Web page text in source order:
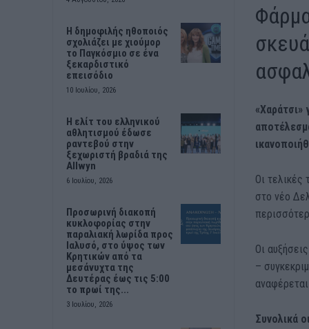
Η δημοφιλής ηθοποιός
σχολιάζει με χιούμορ
το Παγκόσμιο σε ένα
ξεκαρδιστικό
επεισόδιο
10 Ιουλίου, 2026
Η ελίτ του ελληνικού
αθλητισμού έδωσε
ραντεβού στην
ξεχωριστή βραδιά της
Allwyn
6 Ιουλίου, 2026
Προσωρινή διακοπή
κυκλοφορίας στην
παραλιακή λωρίδα προς
Ιαλυσό, στο ύψος των
Κρητικών από τα
μεσάνυχτα της
Δευτέρας έως τις 5:00
το πρωί της...
3 Ιουλίου, 2026
«Χαράτσι»
Οι
στο νέο
Οι
–
Συνολικά